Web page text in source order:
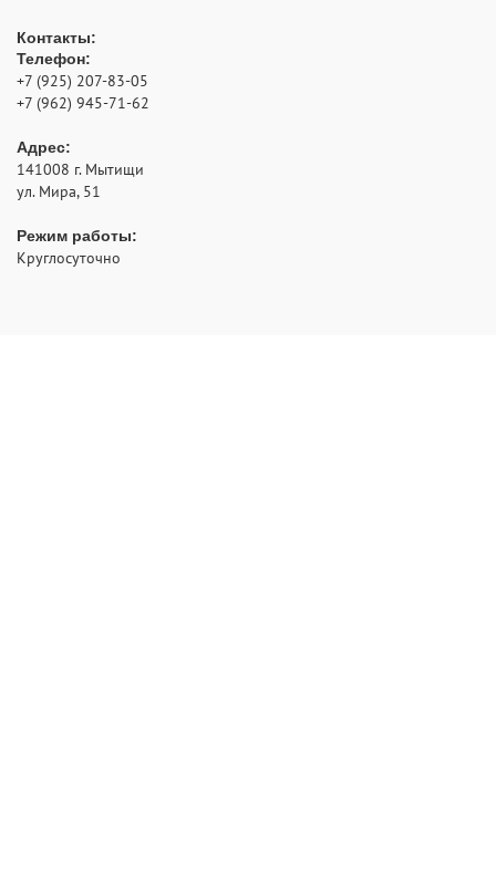
Контакты:
Телефон:
+7 (925) 207-83-05
+7 (962) 945-71-62
Адрес:
141008 г. Мытищи
ул. Мира, 51
Режим работы:
Круглосуточно